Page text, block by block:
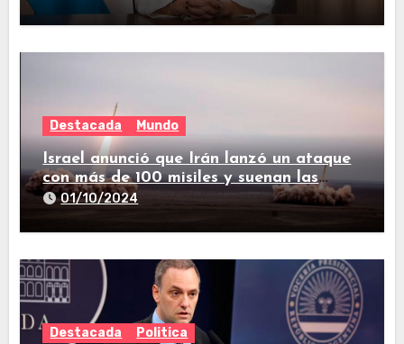
Destacada Mundo
Israel anunció que Irán lanzó un ataque
con más de 100 misiles y suenan las
sirenas en todo el país
01/10/2024
Destacada Politica